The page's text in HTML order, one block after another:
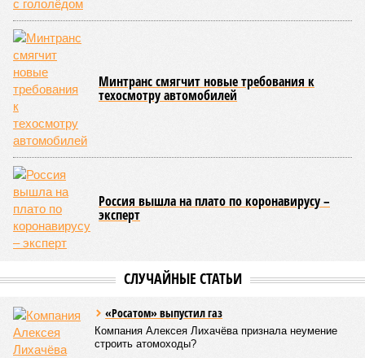
паводок, невероятные ливни. Несколько миллионов
человек не пережили этот разгул стихий. Вот что тогда
приключилось.
Зима 1931 года выдалась в Китае чрезвычайно
продолжительной и суровой. Снега образовалось огромное
количество – казалось бы, хороший знак после периода
великой суши, продолжавшегося с 1928-го. Но всё
обратилось катастрофой. Снег растаял, устремился в реки,
начался небывалый паводок, быстро обернувшийся
страшным наводнением, которое обильные весенние ливни
только усугубили. К июню всё это преобразовалось в
массовый потоп, в июле же Китай в дополнение накрыло
сразу девятью циклонами. Последствия оказались
невообразимыми: наводнение погребло под собой
по площади Карелии, шести Курским или Калужским
В общем, недаром события 1931-го находятся на первом
месте в списке самых смертоносных стихийных бедствий,
когда-либо происходивших на планете. Число